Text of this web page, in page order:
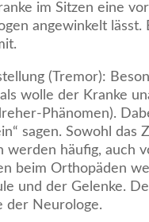
im Sitzen eine
angewinkelt lässt.
(Tremor):
wolle der Kranke
Phänomen).
sagen. Sowohl das
werden häufig, auch
beim Orthopäden
und der Gelenke.
der Neurologe.